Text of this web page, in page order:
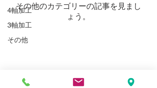
4軸加工
3軸加工
その他
その他のカテゴリーの記事を見まし
ょう。